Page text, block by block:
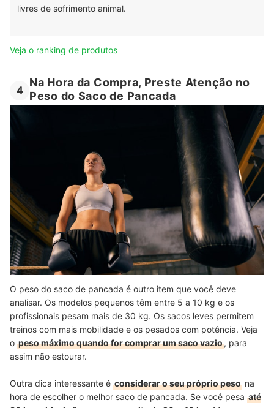
livres de sofrimento animal.
Veja o ranking de produtos
4
Na Hora da Compra, Preste Atenção no
Peso do Saco de Pancada
O peso do saco de pancada é outro item que você deve
analisar. Os modelos pequenos têm entre 5 a 10 kg e os
profissionais pesam mais de 30 kg. Os sacos leves permitem
treinos com mais mobilidade e os pesados com potência. Veja
o peso máximo quando for comprar um saco vazio, para
assim não estourar.
Outra dica interessante é considerar o seu próprio peso na
hora de escolher o melhor saco de pancada. Se você pesa até